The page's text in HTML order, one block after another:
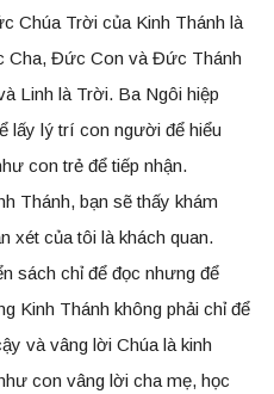
Chúa Trời của Kinh Thánh là
Cha, Đức Con và Đức Thánh
Linh là Trời. Ba Ngôi hiệp
lấy lý trí con người để hiểu
con trẻ để tiếp nhận.
Thánh, bạn sẽ thấy khám
xét của tôi là khách quan.
sách chỉ để đọc nhưng để
Kinh Thánh không phải chỉ để
và vâng lời Chúa là kinh
con vâng lời cha mẹ, học